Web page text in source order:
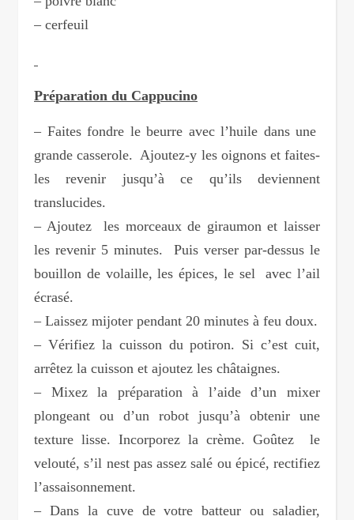
– cerfeuil
Préparation du Cappucino
– Faites fondre le beurre avec l’huile dans une
grande casserole. Ajoutez-y les oignons et faites-
les revenir jusqu’à ce qu’ils deviennent
translucides.
– Ajoutez les morceaux de giraumon et laisser
les revenir 5 minutes. Puis verser par-dessus le
bouillon de volaille, les épices, le sel avec l’ail
écrasé.
– Laissez mijoter pendant 20 minutes à feu doux.
– Vérifiez la cuisson du potiron. Si c’est cuit,
arrêtez la cuisson et ajoutez les châtaignes.
– Mixez la préparation à l’aide d’un mixer
plongeant ou d’un robot jusqu’à obtenir une
texture lisse. Incorporez la crème. Goûtez le
velouté, s’il nest pas assez salé ou épicé, rectifiez
l’assaisonnement.
– Dans la cuve de votre batteur ou saladier,